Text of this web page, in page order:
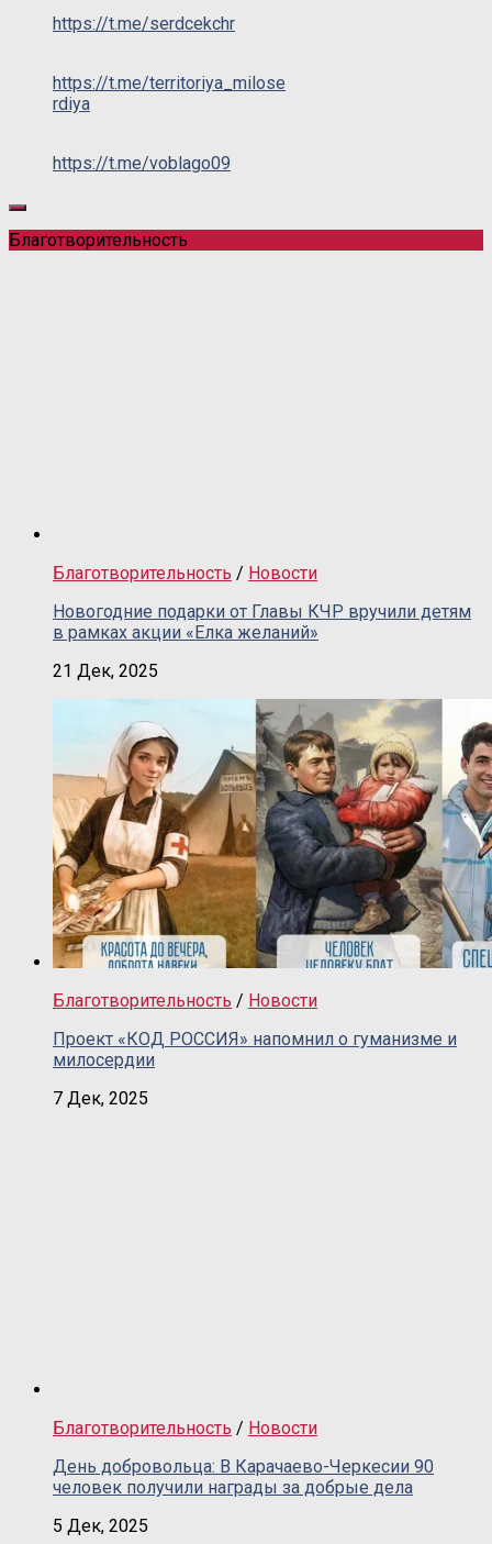
https://t.me/serdcekchr
https://t.me/territoriya_milose
rdiya
https://t.me/voblago09
Благотворительность
Благотворительность / Новости
Новогодние подарки от Главы КЧР вручили детям
в рамках акции «Елка желаний»
21 Дек, 2025
Благотворительность / Новости
Проект «КОД РОССИЯ» напомнил о гуманизме и
милосердии
7 Дек, 2025
Благотворительность / Новости
День добровольца: В Карачаево-Черкесии 90
человек получили награды за добрые дела
5 Дек, 2025